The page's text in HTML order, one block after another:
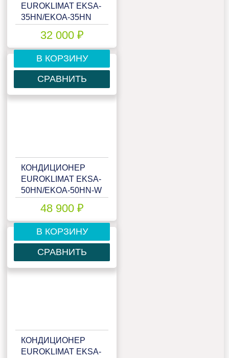
EUROKLIMAT EKSA-
35HN/EKOA-35HN
32 000 ₽
В КОРЗИНУ
СРАВНИТЬ
КОНДИЦИОНЕР
EUROKLIMAT EKSA-
50HN/EKOA-50HN-W
48 900 ₽
В КОРЗИНУ
СРАВНИТЬ
КОНДИЦИОНЕР
EUROKLIMAT EKSA-